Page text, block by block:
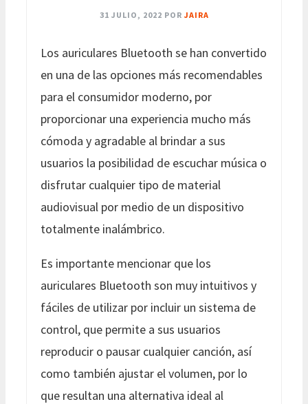
31 JULIO, 2022 POR JAIRA
Los auriculares Bluetooth se han convertido
en una de las opciones más recomendables
para el consumidor moderno, por
proporcionar una experiencia mucho más
cómoda y agradable al brindar a sus
usuarios la posibilidad de escuchar música o
disfrutar cualquier tipo de material
audiovisual por medio de un dispositivo
totalmente inalámbrico.
Es importante mencionar que los
auriculares Bluetooth son muy intuitivos y
fáciles de utilizar por incluir un sistema de
control, que permite a sus usuarios
reproducir o pausar cualquier canción, así
como también ajustar el volumen, por lo
que resultan una alternativa ideal al